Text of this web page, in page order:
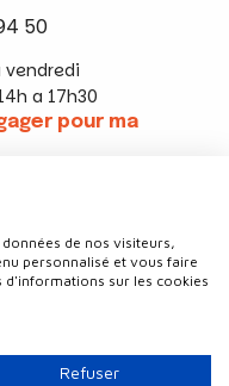
50
vendredi
a 17h30
pour ma
de nos visiteurs,
personnalisé et vous faire
d'informations sur les cookies
Refuser